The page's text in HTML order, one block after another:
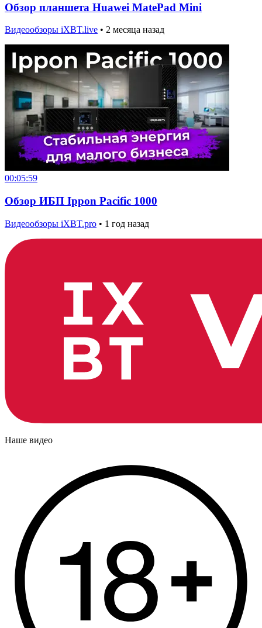
Обзор планшета Huawei MatePad Mini
Видеообзоры iXBT.live • 2 месяца назад
00:05:59
Обзор ИБП Ippon Pacific 1000
Видеообзоры iXBT.pro • 1 год назад
Наше видео